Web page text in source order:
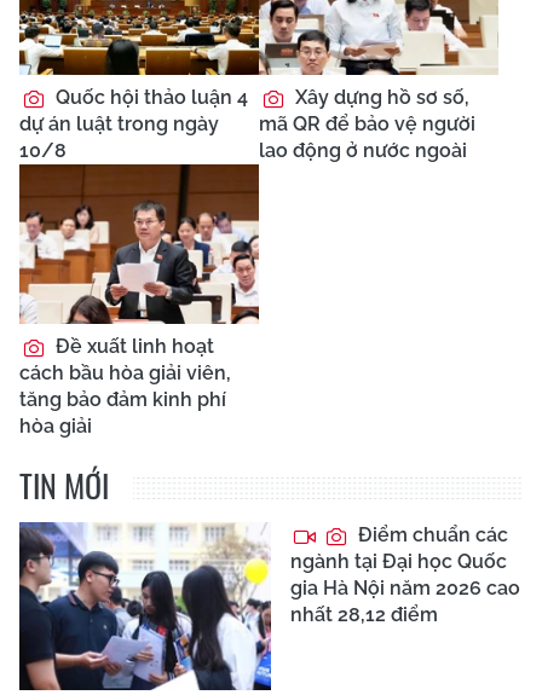
Quốc hội thảo luận 4
dự án luật trong ngày
10/8
Xây dựng hồ sơ số,
mã QR để bảo vệ người
lao động ở nước ngoài
Đề xuất linh hoạt
cách bầu hòa giải viên,
tăng bảo đảm kinh phí
hòa giải
TIN MỚI
Điểm chuẩn các
ngành tại Đại học Quốc
gia Hà Nội năm 2026 cao
nhất 28,12 điểm